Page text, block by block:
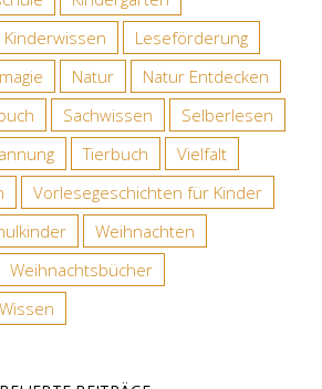
Kinderwissen
Leseförderung
magie Natur
Natur Entdecken
Sachwissen
Selberlesen
Tierbuch
Vielfalt
Vorlesegeschichten für Kinder
Weihnachten
Weihnachtsbücher
Wissen